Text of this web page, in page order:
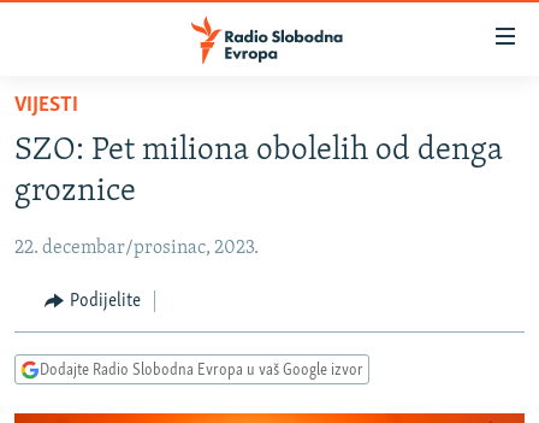
Pređite
glavni
sadržaj
Pređite
na
navigaciju
Pređite
na
SRBIJA
KOSOVO
CRNA GORA
VIDEO
PODCASTI
VIJESTI
SZO: Pet miliona obolelih od denga
groznice
22. decembar/prosinac, 2023.
Podijelite
Dodajte Radio Slobodna Evropa u vaš Google izvor